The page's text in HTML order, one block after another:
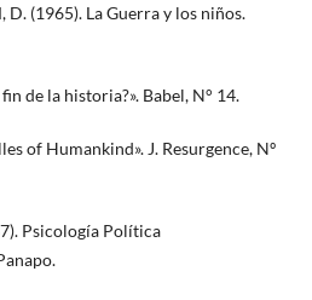
D. (1965). La Guerra y los niños.
de la historia?». Babel, N° 14.
of Humankind». J. Resurgence, Nº
Psicología Política